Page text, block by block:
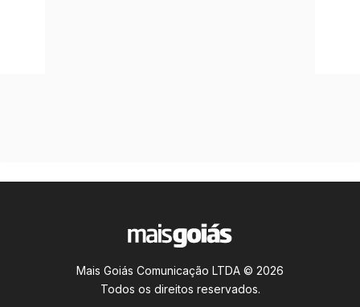
Mais Goiás Comunicação LTDA © 2026
Todos os direitos reservados.